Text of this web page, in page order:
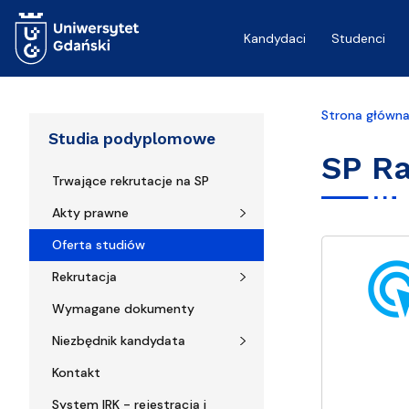
Kandydaci
Studenci
Studia podyplomowe
Trwające rekrutacje na SP
Akty prawne
Oferta studiów
Rekrutacja
Wymagane dokumenty
Niezbędnik kandydata
Kontakt
System IRK - rejestracja i
Strona główna
SP